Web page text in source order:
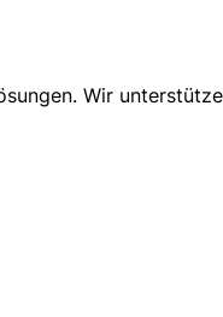
Wir